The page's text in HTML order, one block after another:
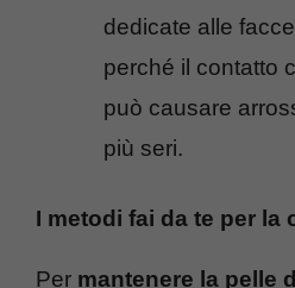
dedicate alle
perché il contatto
può causare
più seri.
I metodi fai da te per la
Per mantenere la pelle